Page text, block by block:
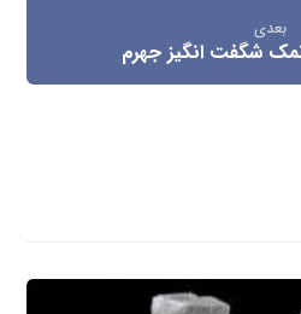
بعدی
شگفت انگیز جهرم